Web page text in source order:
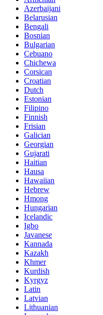
Azerbaijani
Belarusian
Bengali
Bosnian
Bulgarian
Cebuano
Chichewa
Corsican
Croatian
Dutch
Estonian
Filipino
Finnish
Frisian
Galician
Georgian
Gujarati
Haitian
Hausa
Hawaiian
Hebrew
Hmong
Hungarian
Icelandic
Igbo
Javanese
Kannada
Kazakh
Khmer
Kurdish
Kyrgyz
Latin
Latvian
Lithuanian